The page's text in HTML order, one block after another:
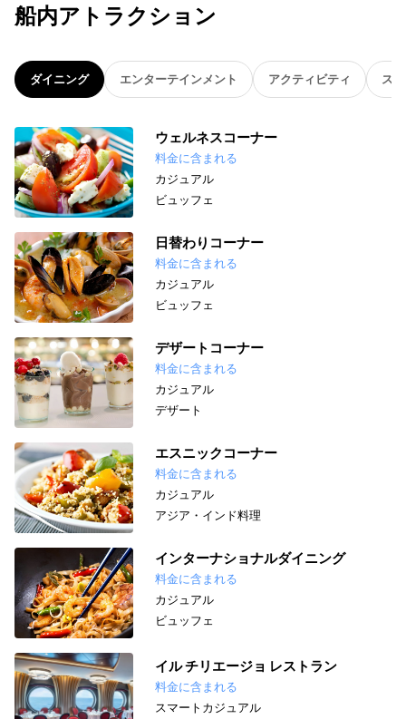
船内アトラクション
ダイニング エンターテインメント アクティビティ ス
ウェルネスコーナー
料金に含まれる
カジュアル
ビュッフェ
日替わりコーナー
料金に含まれる
カジュアル
ビュッフェ
デザートコーナー
料金に含まれる
カジュアル
デザート
エスニックコーナー
料金に含まれる
カジュアル
アジア・インド料理
インターナショナルダイニング
料金に含まれる
カジュアル
ビュッフェ
イル チリエージョ レストラン
料金に含まれる
スマートカジュアル